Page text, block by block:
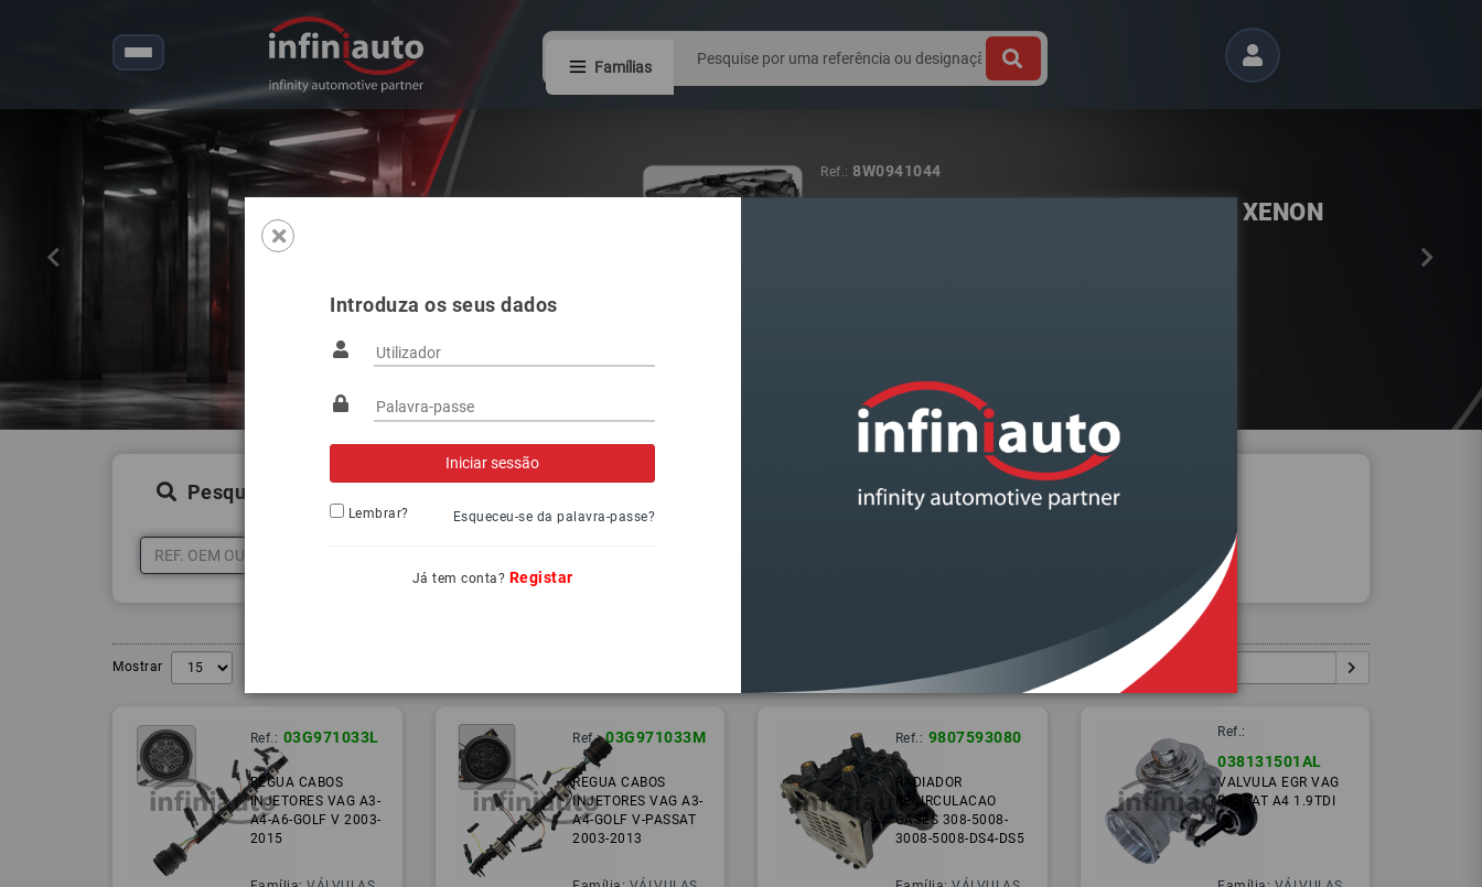
Introduza os seus dados
Lembrar? Esqueceu-se da palavra-passe?
Já tem conta? Registar
Famílias
Ref.: 6V1941015C
FAROL VAG FABIA III 2014-2022 ESQUERDO
Pesquisa de produtos
Mostrar Pesquisar:
Ref.: 03G971033L
REGUA CABOS
INJETORES VAG A3-
A4-A6-GOLF V 2003-
2015
Ref.: 03G971033M
REGUA CABOS
INJETORES VAG A3-
A4-GOLF V-PASSAT
2003-2013
Ref.: 9807593080
RADIADOR
RECIRCULACAO
GASES 308-5008-
3008-5008-DS4-DS5
Ref.:
038131501AL
VALVULA EGR VAG
PASSAT A4 1.9TDI